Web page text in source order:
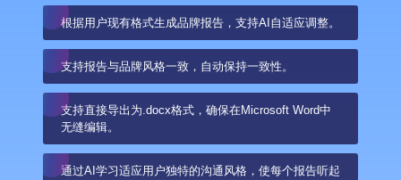
根据用户现有格式生成品牌报告，支持AI自适应调整。
支持报告与品牌风格一致，自动保持一致性。
支持直接导出为.docx格式，确保在Microsoft Word中
无缝编辑。
通过AI学习适应用户独特的沟通风格，使每个报告听起